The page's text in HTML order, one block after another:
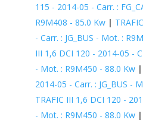
115 - 2014-05 - Carr. :
R9M408 - 85.0 Kw|
- Carr. : JG_BUS - Mot. :
III 1,6 DCI 120 - 2014-05 -
- Mot. : R9M450 - 88.0 Kw|
2014-05 - Carr. : JG_BUS -
TRAFIC III 1,6 DCI 120 -
- Mot. : R9M450 - 88.0 Kw|